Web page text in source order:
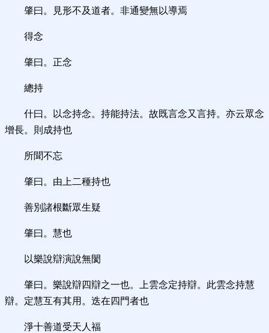
肇曰。見形不及道者。非通變無以導焉
得念
肇曰。正念
總持
什曰。以念持念。持能持法。故既言念又言持。亦云眾念
增長。則成持也
所聞不忘
肇曰。由上二種持也
善別諸根斷眾生疑
肇曰。慧也
以樂說辯演說無閡
肇曰。樂說辯四辯之一也。上雲念定持辯。此雲念持慧
辯。定慧互有其用。迭在四門者也
淨十善道受天人福